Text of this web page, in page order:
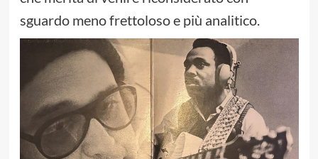
sguardo meno frettoloso e più analitico.